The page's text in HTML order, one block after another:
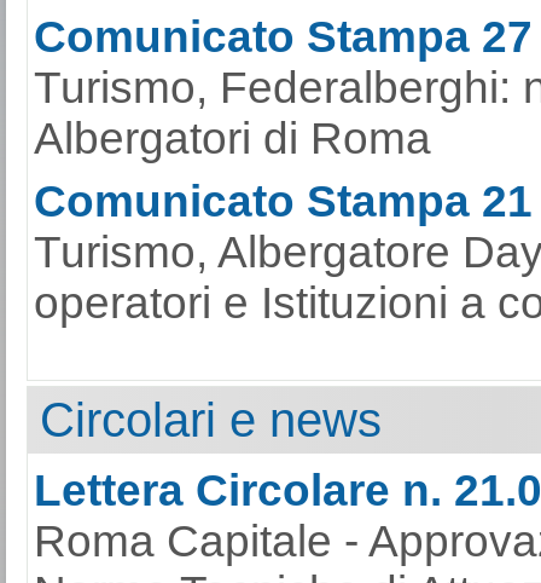
Comunicato Stampa
Turismo, Federalberghi:
Albergatori di Roma
Comunicato Stampa
Turismo, Albergatore
operatori e Istituzioni a
Circolari e news
Lettera Circolare n.
Roma Capitale -